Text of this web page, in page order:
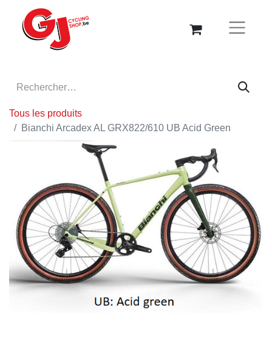
Tous les produits
Bianchi Arcadex AL GRX822/610 UB Acid Green